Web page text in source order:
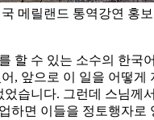
메릴랜드 통역강연 홍보
할 수 있는 소수의 한국
, 앞으로 이 일을 어떻게
습니다. 그런데 스님께
하면 이들을 정토행자로